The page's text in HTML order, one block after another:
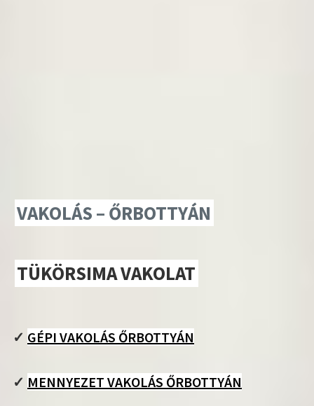
VAKOLÁS – ŐRBOTTYÁN
TÜKÖRSIMA VAKOLAT
✓ GÉPI VAKOLÁS ŐRBOTTYÁN
✓ MENNYEZET VAKOLÁS ŐRBOTTYÁN